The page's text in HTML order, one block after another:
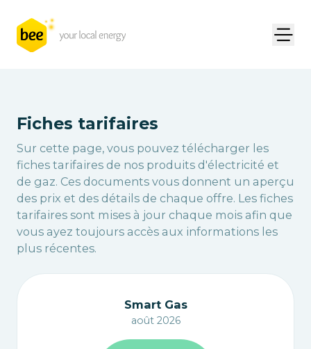
Fiches tarifaires
Sur cette page, vous pouvez télécharger les
fiches tarifaires de nos produits d'électricité et
de gaz. Ces documents vous donnent un aperçu
des prix et des détails de chaque offre. Les fiches
tarifaires sont mises à jour chaque mois afin que
vous ayez toujours accès aux informations les
plus récentes.
Smart Gas
août 2026